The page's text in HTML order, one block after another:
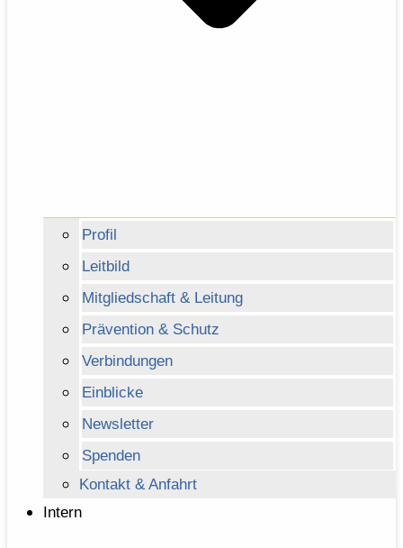
Profil
Leitbild
Mitgliedschaft & Leitung
Prävention & Schutz
Verbindungen
Einblicke
Newsletter
Spenden
Kontakt & Anfahrt
Intern